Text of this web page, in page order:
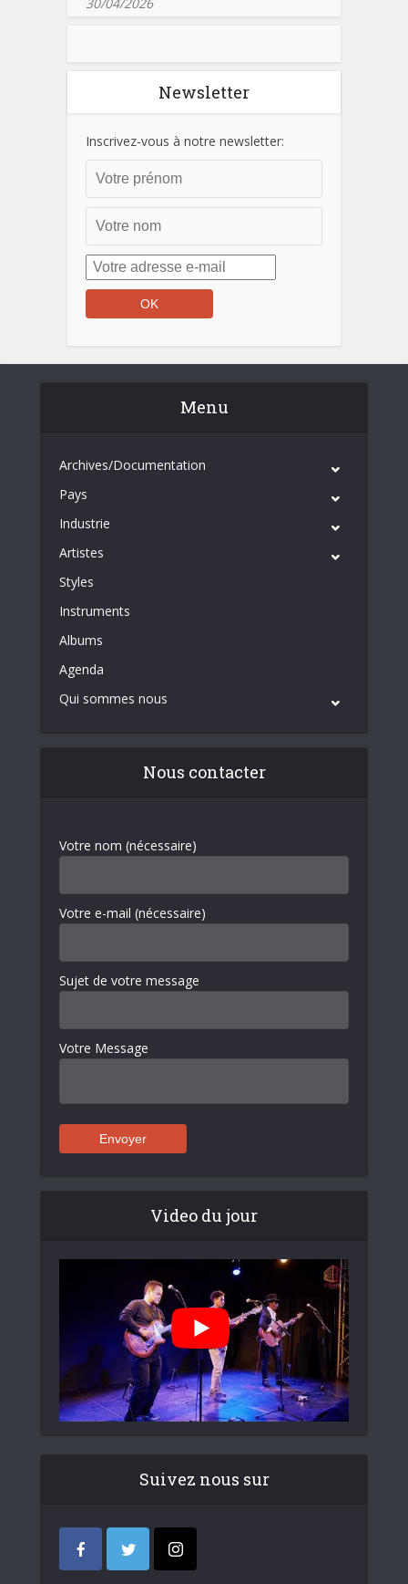
Newsletter
Inscrivez-vous à notre newsletter:
Menu
Archives/Documentation
Pays
Industrie
Artistes
Styles
Instruments
Albums
Agenda
Qui sommes nous
Nous contacter
Votre nom (nécessaire)
Votre e-mail (nécessaire)
Sujet de votre message
Votre Message
Video du jour
Suivez nous sur